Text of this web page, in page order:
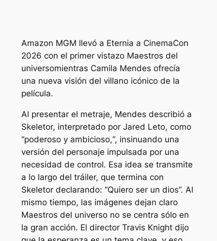
Amazon MGM llevó a Eternia a CinemaCon
2026 con el primer vistazo Maestros del
universomientras Camila Mendes ofrecía
una nueva visión del villano icónico de la
película.
Al presentar el metraje, Mendes describió a
Skeletor, interpretado por Jared Leto, como
“poderoso y ambicioso,“, insinuando una
versión del personaje impulsada por una
necesidad de control. Esa idea se transmite
a lo largo del tráiler, que termina con
Skeletor declarando: “Quiero ser un dios”. Al
mismo tiempo, las imágenes dejan claro
Maestros del universono se centra sólo en
la gran acción. El director Travis Knight dijo